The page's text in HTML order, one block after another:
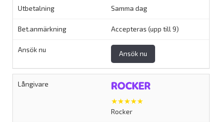
Samma dag
Accepteras (upp till 9)
Ansök nu
★★★★★
Rocker